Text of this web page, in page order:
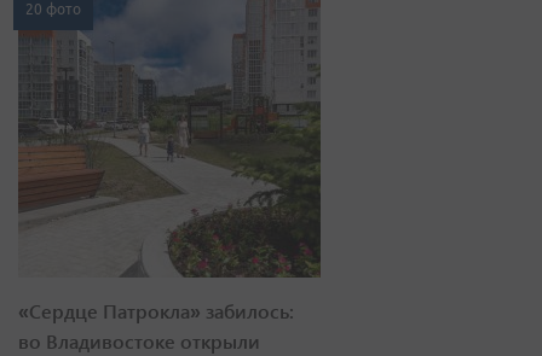
20 фото
«Сердце Патрокла» забилось:
во Владивостоке открыли